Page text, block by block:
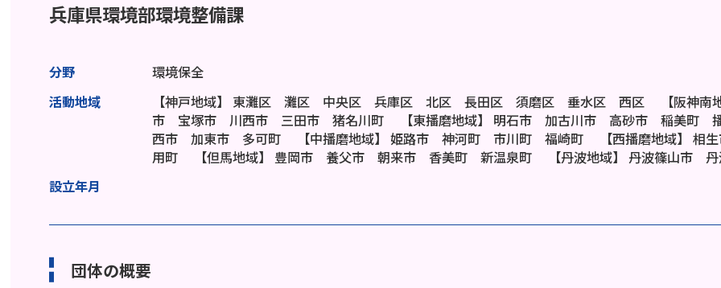
兵庫県環境部環境整備課
分野
環境保全
活動地域
【神戸地域】 東灘区 灘区 中央区 兵庫区 北区 長田区 須磨区 垂水区 西区 【阪神南
市 宝塚市 川西市 三田市 猪名川町
【東播磨地域】 明石市 加古川市 高砂市 稲美町
西市 加東市 多可町
【中播磨地域】 姫路市 神河町 市川町 福崎町 【西播磨地域】 相
用町
【但馬地域】 豊岡市 養父市 朝来市 香美町 新温泉町 【丹波地域】 丹波篠山市
設立年月
団体の概要